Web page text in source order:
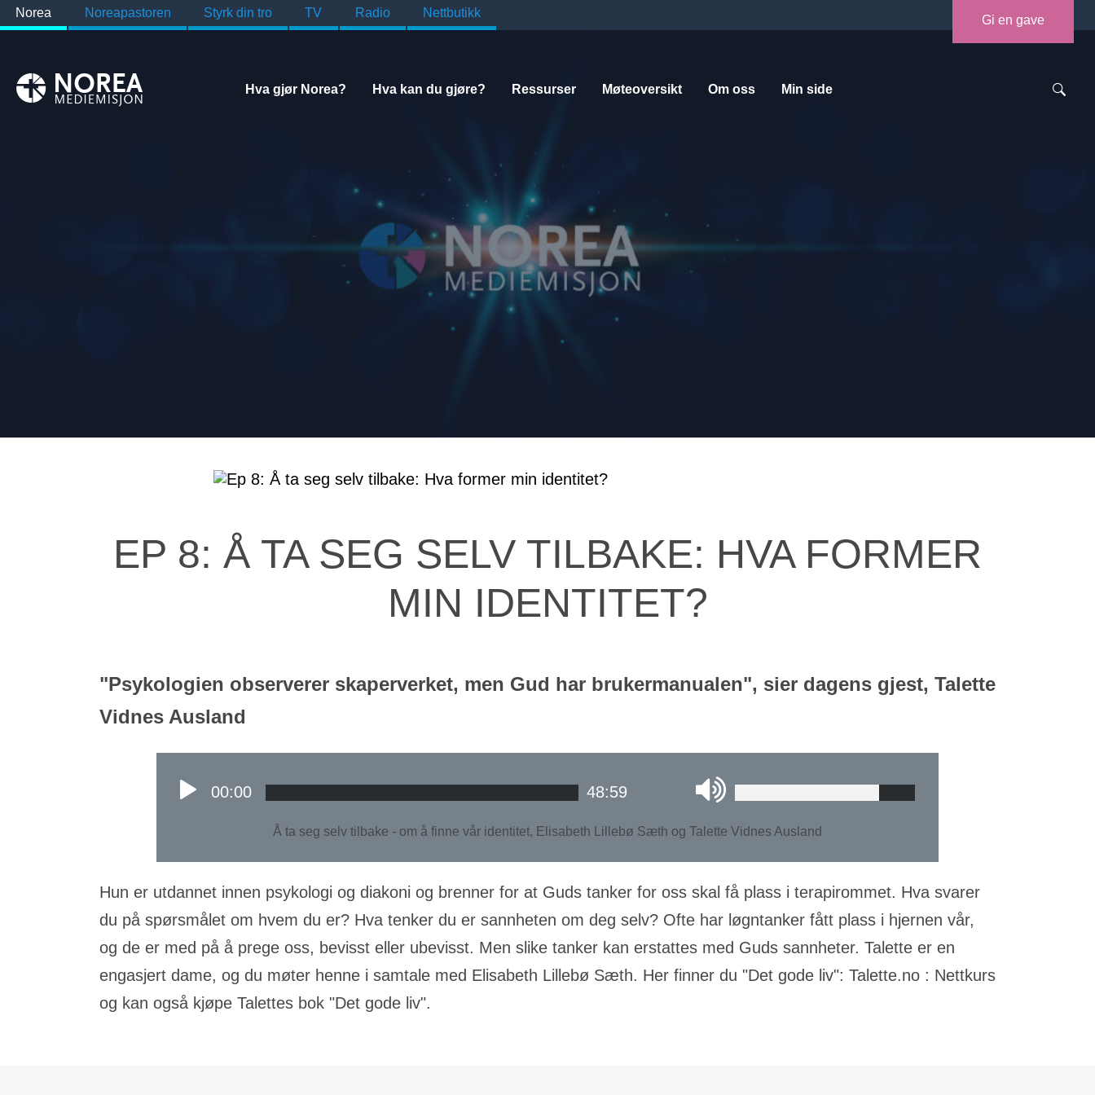
Norea Noreapastoren Styrk din tro TV Radio Nettbutikk
Gi en gave
Hva gjør Norea? Hva kan du gjøre? Ressurser Møteoversikt Om oss Min side
EP 8: Å TA SEG SELV TILBAKE: HVA FORMER
MIN IDENTITET?
"Psykologien observerer skaperverket, men Gud har brukermanualen", sier dagens gjest, Talette
Vidnes Ausland
00:00 48:59
Å ta seg selv tilbake - om å finne vår identitet, Elisabeth Lillebø Sæth og Talette Vidnes Ausland
Hun er utdannet innen psykologi og diakoni og brenner for at Guds tanker for oss skal få plass i terapirommet. Hva svarer
du på spørsmålet om hvem du er? Hva tenker du er sannheten om deg selv? Ofte har løgntanker fått plass i hjernen vår,
og de er med på å prege oss, bevisst eller ubevisst. Men slike tanker kan erstattes med Guds sannheter. Talette er en
engasjert dame, og du møter henne i samtale med Elisabeth Lillebø Sæth. Her finner du "Det gode liv": Talette.no : Nettkurs
og kan også kjøpe Talettes bok "Det gode liv".